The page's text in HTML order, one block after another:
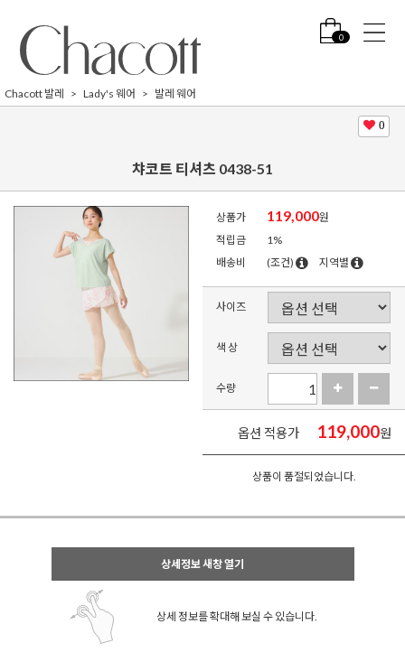
0
Chacott 발레 Lady's 웨어 발레 웨어
0
챠코트 티셔츠 0438-51
상품가 119,000원
적립금
1%
배송비
(조건) 지역별
사이즈
색 상
수량
옵션 적용가 119,000원
상품이 품절되었습니다.
상세정보 새창 열기
상세 정보를 확대해 보실 수 있습니다.